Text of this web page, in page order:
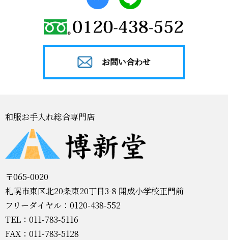
お問い合わせ
和服お手入れ総合専門店
〒065-0020
札幌市東区北20条東20丁目3-8 開成小学校正門前
フリーダイヤル：0120-438-552
TEL：011-783-5116
FAX：011-783-5128